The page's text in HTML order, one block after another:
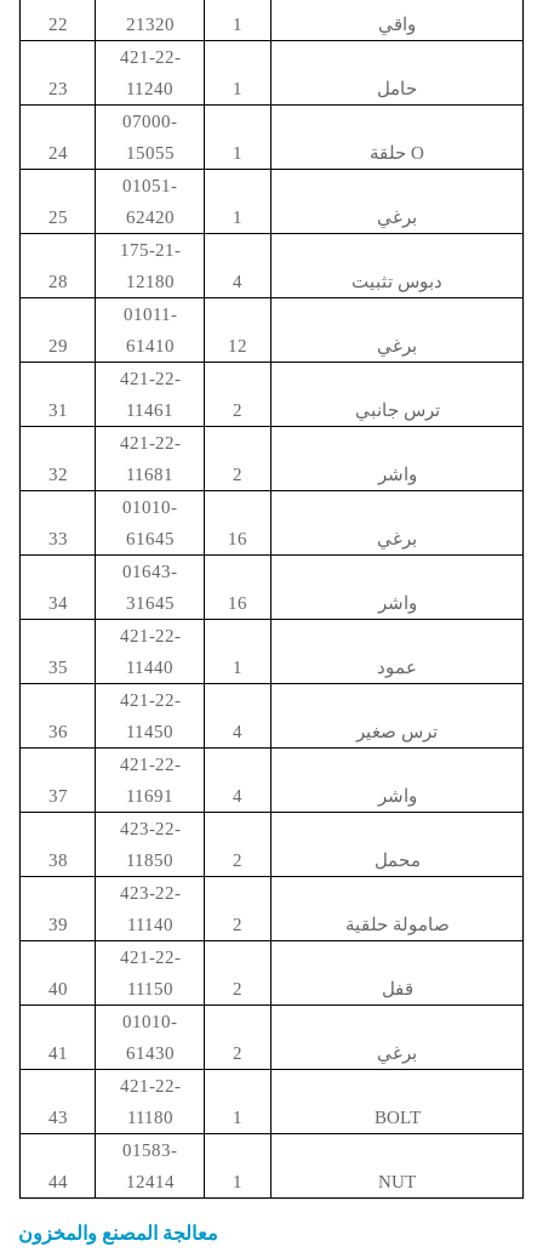
22
21320
1 واقي
23
421-22-
11240
1 حامل
24
07000-
15055
1 حلقة O
25
01051-
62420
1 برغي
28
175-21-
12180
4 دبوس تثبيت
29
01011-
61410
12 برغي
31
421-22-
11461
2 ترس جانبي
32
421-22-
11681
2 واشر
33
01010-
61645
16 برغي
34
01643-
31645
16 واشر
35
421-22-
11440
1 عمود
36
421-22-
11450
4 ترس صغير
37
421-22-
11691
4 واشر
38
423-22-
11850
2 محمل
39
423-22-
11140
2 صامولة حلقية
40
421-22-
11150
2 قفل
41
01010-
61430
2 برغي
43
421-22-
11180
1 BOLT
44
01583-
12414
1 NUT
معالجة المصنع والمخزون